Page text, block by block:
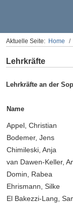
Aktuelle Seite: Home
Lehrkräfte
Lehrkräfte an der
Name
Appel, Christian
Bodemer, Jens
Chimileski, Anja
van Dawen-Keller,
Domin, Rabea
Ehrismann, Silke
El Bakezzi-Lang,